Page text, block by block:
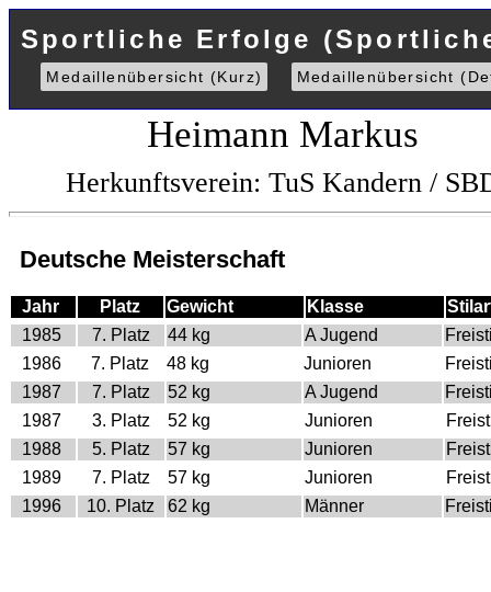
Sportliche Erfolge
Medaillenübersicht (Kurz) Medaillenübersicht
Heimann Markus
Herkunftsverein: TuS Kandern /
Deutsche Meisterschaft
Jahr Platz Gewicht Klasse
1985
7. Platz 44 kg A Jugend
1986
7. Platz 48 kg Junioren
1987
7. Platz 52 kg A Jugend
1987
3. Platz 52 kg Junioren
1988
5. Platz 57 kg Junioren
1989
7. Platz 57 kg Junioren
1996
10. Platz 62 kg Männer